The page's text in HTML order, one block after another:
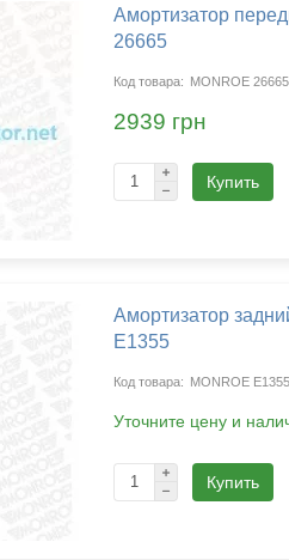
Амортизатор
26665
MONROE 26665
2939 грн
Купить
Амортизатор
E1355
MONROE E1355
Уточните цену и
Купить